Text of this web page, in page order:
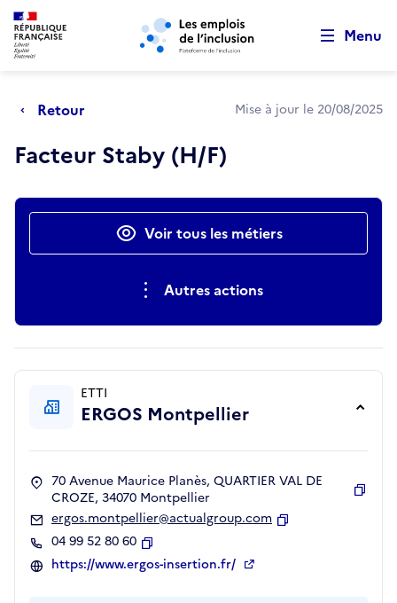
Aller au menu principal Aller au contenu principal
Menu
Retour Mise à jour le 20/08/2025
Facteur Staby (H/F)
Actions rapidesVoir tous les métiers
Autres actions
ETTI
ERGOS Montpellier
70 Avenue Maurice Planès, QUARTIER VAL DE
CROZE, 34070 Montpellier
ergos.montpellier@actualgroup.com
04 99 52 80 60
Copier
https://www.ergos-insertion.fr/
Retour au début de la page
Panneau de gestion des cookies